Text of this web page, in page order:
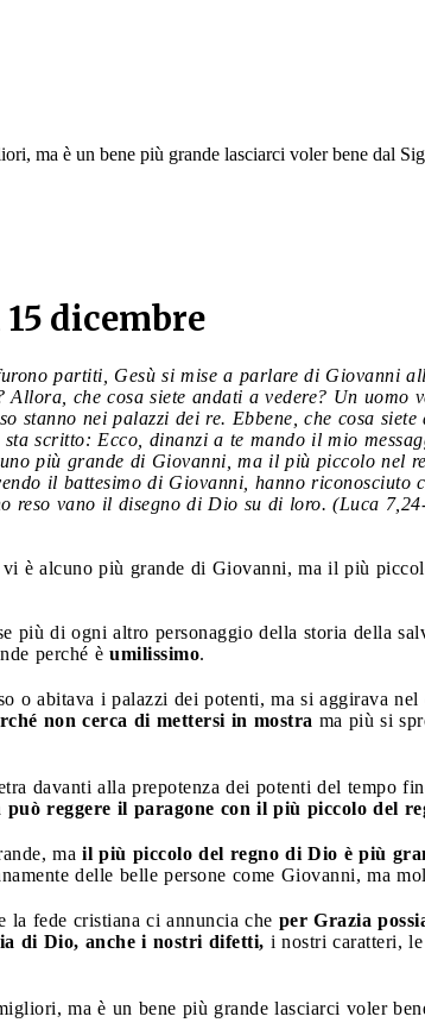
ma è un bene più grande lasciarci voler bene dal
dicembre
partiti, Gesù si mise a parlare di Giovanni
Allora, che cosa siete andati a vedere? Un
stanno nei palazzi dei re. Ebbene, che cosa
scritto: Ecco, dinanzi a te mando il mio
più grande di Giovanni, ma il più piccolo nel
il battesimo di Giovanni, hanno riconosciuto
reso vano il disegno di Dio su di loro. (Luca
è alcuno più grande di Giovanni, ma il più
più di ogni altro personaggio della storia della
perché è umilissimo.
o abitava i palazzi dei potenti, ma si aggirava
non cerca di mettersi in mostra ma più si
davanti alla prepotenza dei potenti del tempo
può reggere il paragone con il più piccolo del
ma il più piccolo del regno di Dio è più
delle belle persone come Giovanni, ma
la fede cristiana ci annuncia che per Grazia
di Dio, anche i nostri difetti, i nostri caratteri,
ma è un bene più grande lasciarci voler